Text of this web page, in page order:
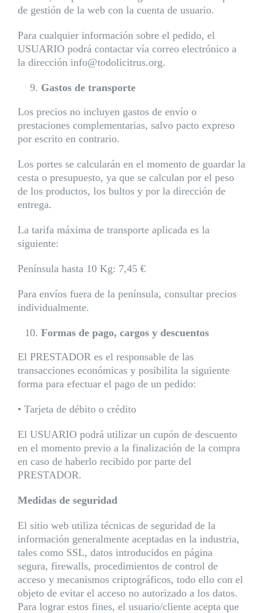
de gestión de la web con la cuenta de usuario.
Para cualquier información sobre el pedido, el
USUARIO podrá contactar vía correo electrónico a
la dirección info@todolicitrus.org.
Gastos de transporte
Los precios no incluyen gastos de envío o
prestaciones complementarias, salvo pacto expreso
por escrito en contrario.
Los portes se calcularán en el momento de guardar la
cesta o presupuesto, ya que se calculan por el peso
de los productos, los bultos y por la dirección de
entrega.
La tarifa máxima de transporte aplicada es la
siguiente:
Península hasta 10 Kg: 7,45 €
Para envíos fuera de la península, consultar precios
individualmente.
Formas de pago, cargos y descuentos
El PRESTADOR es el responsable de las
transacciones económicas y posibilita la siguiente
forma para efectuar el pago de un pedido:
• Tarjeta de débito o crédito
El USUARIO podrá utilizar un cupón de descuento
en el momento previo a la finalización de la compra
en caso de haberlo recibido por parte del
PRESTADOR.
Medidas de seguridad
El sitio web utiliza técnicas de seguridad de la
información generalmente aceptadas en la industria,
tales como SSL, datos introducidos en página
segura, firewalls, procedimientos de control de
acceso y mecanismos criptográficos, todo ello con el
objeto de evitar el acceso no autorizado a los datos.
Para lograr estos fines, el usuario/cliente acepta que